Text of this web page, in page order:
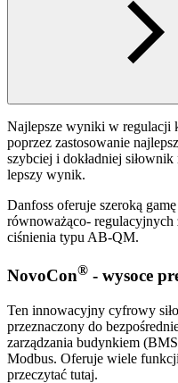
Najlepsze wyniki w regulacji
poprzez zastosowanie
szybciej i dokładniej siłownik
lepszy wynik.
Danfoss oferuje szeroką
równoważąco-
ciśnienia typu AB-QM.
NovoCon® - wysoce
Ten innowacyjny cyfrowy
przeznaczony do
zarządzania budynkiem
Modbus. Oferuje wiele
przeczytać tutaj.